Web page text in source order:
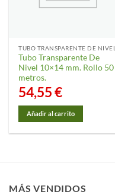
TUBO TRANSPARENTE DE NIVEL
Tubo Transparente De
Nivel 10×14 mm. Rollo 50
metros.
54,55€
Añadir al carrito
MÁS VENDIDOS